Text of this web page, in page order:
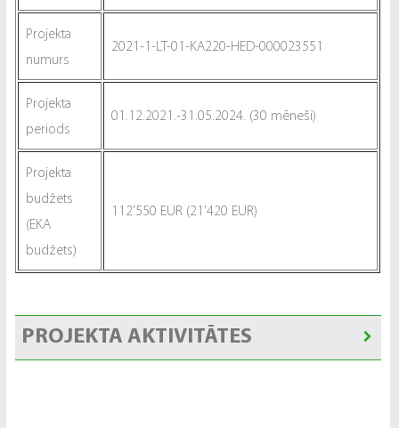
Projekta
numurs
2021-1-LT-01-KA220-HED-000023551
Projekta
periods
01.12.2021.-31.05.2024. (30 mēneši)
Projekta
budžets
(EKA
budžets)
112’550 EUR (21’420 EUR)
PROJEKTA AKTIVITĀTES